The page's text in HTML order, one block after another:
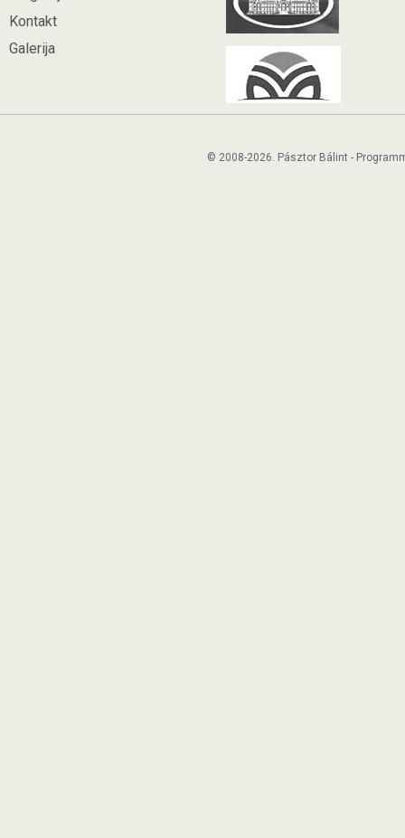
Kontakt
Galerija
© 2008-2026. Pásztor Bálint -